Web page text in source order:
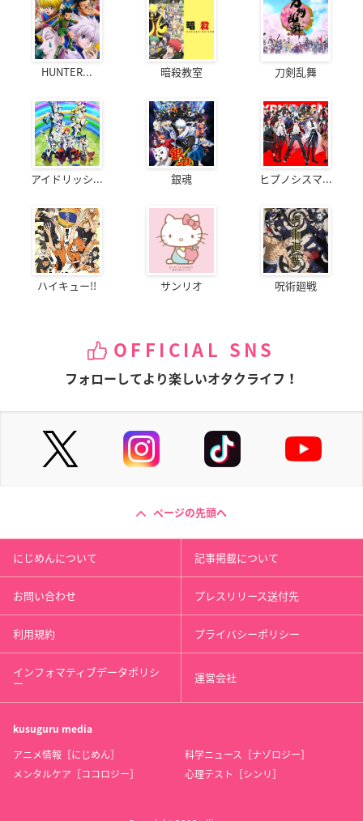
HUNTER... 暗殺教室 刀剣乱舞
アイドリッシ... 銀魂 ヒプノシスマ...
ハイキュー!! サンリオ 呪術廻戦
OFFICIAL SNS
フォローしてより楽しいオタクライフ！
ページの先頭へ
にじめんについて 記事掲載について
お問い合わせ プレスリリース送付先
利用規約 プライバシーポリシー
インフォマティブデータポリシ
ー 運営会社
kusuguru media
アニメ情報［にじめん］
科学ニュース［ナゾロジー］
メンタルケア［ココロジー］
心理テスト［シンリ］